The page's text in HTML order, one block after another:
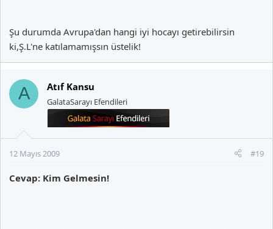
Şu durumda Avrupa'dan hangi iyi hocayı getirebilirsin
ki,Ş.L'ne katılamamışsın üstelik!
A Atıf Kansu
GalataSarayı Efendileri
12 Mayıs 2009 #19
Cevap: Kim Gelmesin!